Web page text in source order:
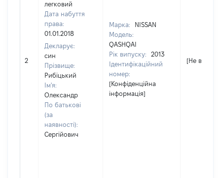
2
легковий
Дата набуття
права:
01.01.2018
Декларує:
син
Прізвище:
Рибіцький
Ім'я:
Олександр
По батькові
(за
наявності):
Сергійович
Марка:
NISSAN
Модель:
QASHQAI
Рік випуску:
2013
Ідентифікаційний
номер:
[Конфіденційна
інформація]
[Не відомо]